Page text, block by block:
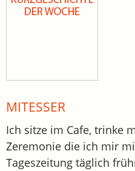
MITESSER
Ich sitze im Cafe, trinke
Zeremonie die ich mir
Tageszeitung täglich